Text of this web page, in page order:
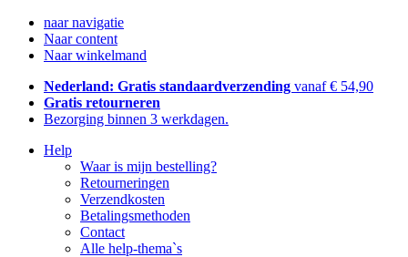
naar navigatie
Naar content
Naar winkelmand
Nederland: Gratis standaardverzending vanaf € 54,90
Gratis retourneren
Bezorging binnen 3 werkdagen.
Help
Waar is mijn bestelling?
Retourneringen
Verzendkosten
Betalingsmethoden
Contact
Alle help-thema`s